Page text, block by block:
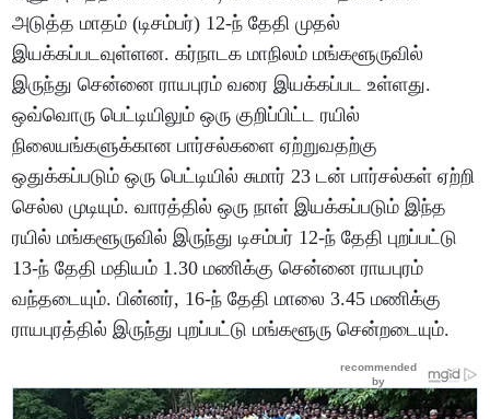
அடுத்த மாதம் (டிசம்பர்) 12-ந் தேதி முதல்
இயக்கப்படவுள்ளன. கர்நாடக மாநிலம் மங்களூருவில்
இருந்து சென்னை ராயபுரம் வரை இயக்கப்பட உள்ளது.
ஒவ்வொரு பெட்டியிலும் ஒரு குறிப்பிட்ட ரயில்
நிலையங்களுக்கான பார்சல்களை ஏற்றுவதற்கு
ஒதுக்கப்படும் ஒரு பெட்டியில் சுமார் 23 டன் பார்சல்கள் ஏற்றி
செல்ல முடியும். வாரத்தில் ஒரு நாள் இயக்கப்படும் இந்த
ரயில் மங்களூருவில் இருந்து டிசம்பர் 12-ந் தேதி புறப்பட்டு
13-ந் தேதி மதியம் 1.30 மணிக்கு சென்னை ராயபுரம்
வந்தடையும். பின்னர், 16-ந் தேதி மாலை 3.45 மணிக்கு
ராயபுரத்தில் இருந்து புறப்பட்டு மங்களூரு சென்றடையும்.